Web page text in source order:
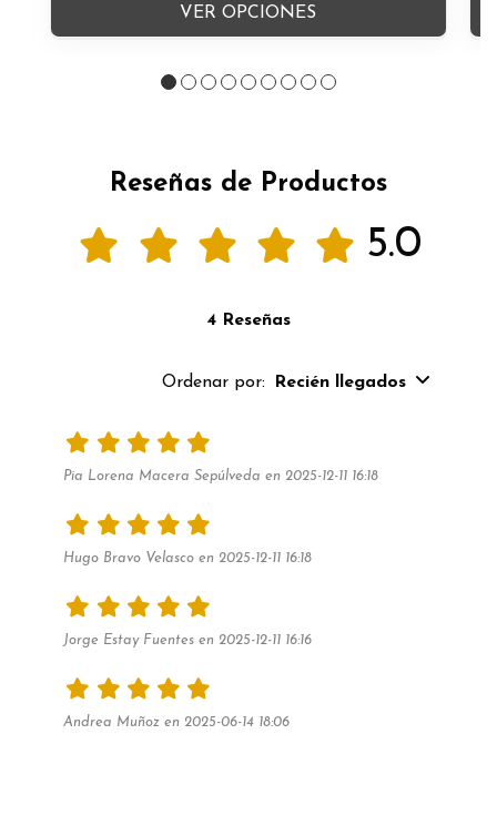
VER OPCIONES
Reseñas de Productos
5.0
4 Reseñas
Ordenar por: Recién llegados
Pia Lorena Macera Sepúlveda en 2025-12-11 16:18
Hugo Bravo Velasco en 2025-12-11 16:18
Jorge Estay Fuentes en 2025-12-11 16:16
Andrea Muñoz en 2025-06-14 18:06